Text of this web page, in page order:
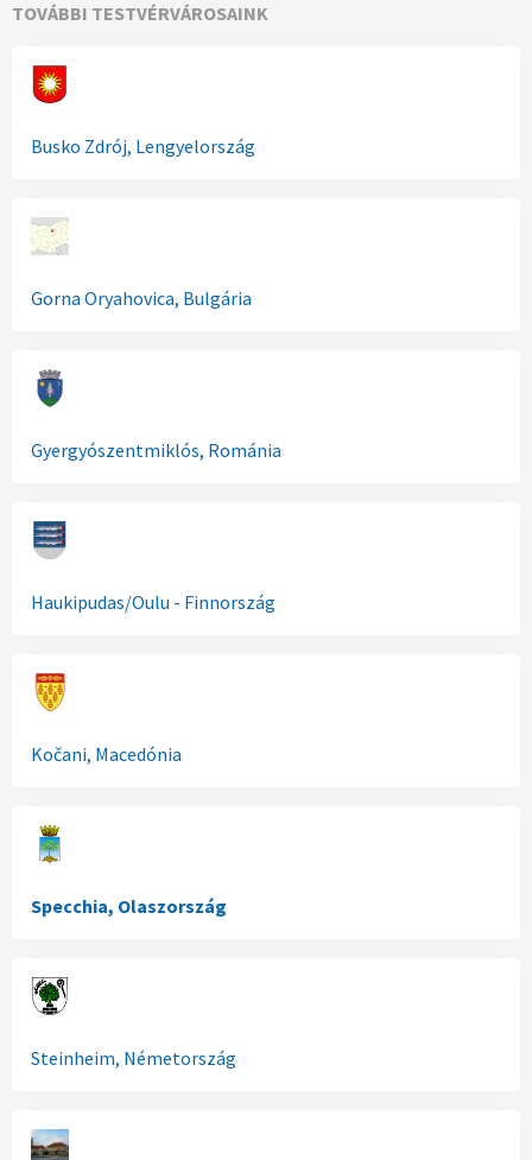
TOVÁBBI TESTVÉRVÁROSAINK
Busko Zdrój, Lengyelország
Gorna Oryahovica, Bulgária
Gyergyószentmiklós, Románia
Haukipudas/Oulu - Finnország
Kočani, Macedónia
Specchia, Olaszország
Steinheim, Németország